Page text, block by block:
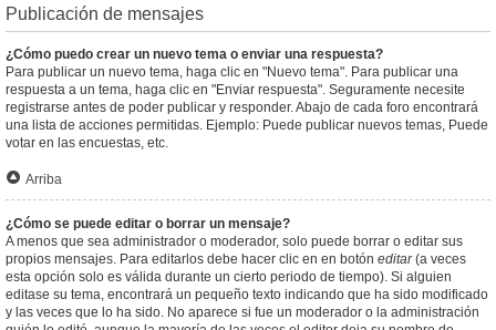
Publicación de mensajes
¿Cómo puedo crear un nuevo tema o enviar una respuesta?
Para publicar un nuevo tema, haga clic en "Nuevo tema". Para publicar una
respuesta a un tema, haga clic en "Enviar respuesta". Seguramente necesite
registrarse antes de poder publicar y responder. Abajo de cada foro encontrará
una lista de acciones permitidas. Ejemplo: Puede publicar nuevos temas, Puede
votar en las encuestas, etc.
Arriba
¿Cómo se puede editar o borrar un mensaje?
A menos que sea administrador o moderador, solo puede borrar o editar sus
propios mensajes. Para editarlos debe hacer clic en en botón editar(a veces
esta opción solo es válida durante un cierto periodo de tiempo). Si alguien
editase su tema, encontrará un pequeño texto indicando que ha sido modificado
y las veces que lo ha sido. No aparece si fue un moderador o la administración